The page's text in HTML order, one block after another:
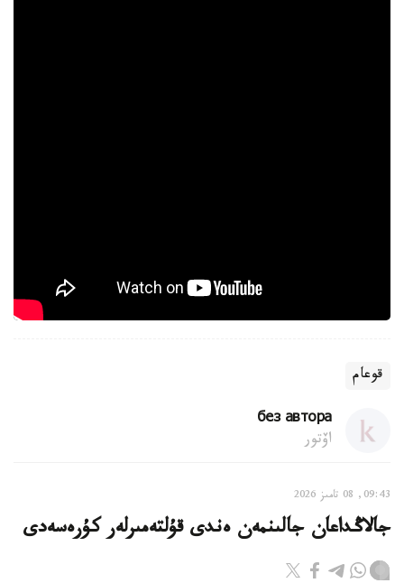
قوعام
без автора
اۆتور
09:43, 08 تامىز 2026
جالاڭداعان جالىنمەن ەندى قۇلتەمىرلەر كۇرەسەدى